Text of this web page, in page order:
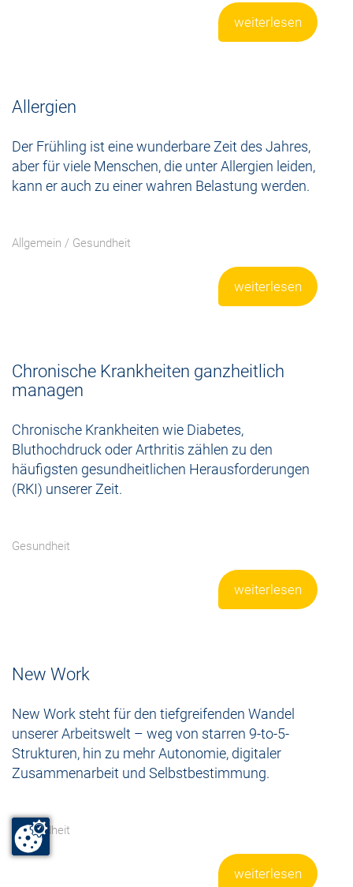
weiterlesen
Allergien
Der Frühling ist eine wunderbare Zeit des Jahres,
aber für viele Menschen, die unter Allergien leiden,
kann er auch zu einer wahren Belastung werden.
Allgemein / Gesundheit
weiterlesen
Chronische Krankheiten ganzheitlich
managen
Chronische Krankheiten wie Diabetes,
Bluthochdruck oder Arthritis zählen zu den
häufigsten gesundheitlichen Herausforderungen
(RKI) unserer Zeit.
Gesundheit
weiterlesen
New Work
New Work steht für den tiefgreifenden Wandel
unserer Arbeitswelt – weg von starren 9-to-5-
Strukturen, hin zu mehr Autonomie, digitaler
Zusammenarbeit und Selbstbestimmung.
Gesundheit
weiterlesen